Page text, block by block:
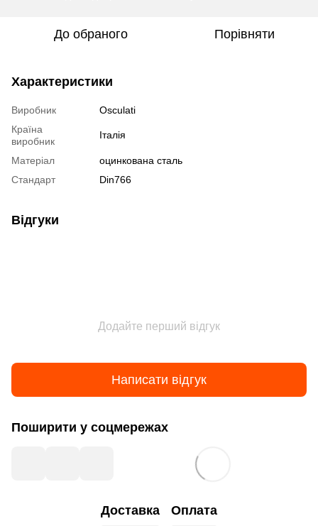
До обраного Порівняти
Характеристики
Виробник
Osculati
Країна
виробник
Італія
Матеріал
оцинкована сталь
Стандарт
Din766
Відгуки
Додайте перший відгук
Написати відгук
Поширити у соцмережах
Доставка Оплата